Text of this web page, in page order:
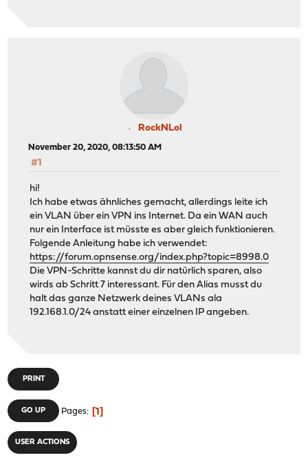
RockNLol
November 20, 2020, 08:13:50 AM
#1
hi!
Ich habe etwas ähnliches gemacht, allerdings leite ich
ein VLAN über ein VPN ins Internet. Da ein WAN auch
nur ein Interface ist müsste es aber gleich funktionieren.
Folgende Anleitung habe ich verwendet:
https://forum.opnsense.org/index.php?topic=8998.0
Die VPN-Schritte kannst du dir natürlich sparen, also
wirds ab Schritt 7 interessant. Für den Alias musst du
halt das ganze Netzwerk deines VLANs ala
192.168.1.0/24 anstatt einer einzelnen IP angeben.
PRINT
GO UP Pages 1
USER ACTIONS